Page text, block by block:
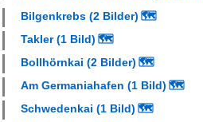
Bilgenkrebs (2 Bilder) 🗺
Takler (1 Bild) 🗺
Bollhörnkai (2 Bilder) 🗺
Am Germaniahafen (1 Bild) 🗺
Schwedenkai (1 Bild) 🗺